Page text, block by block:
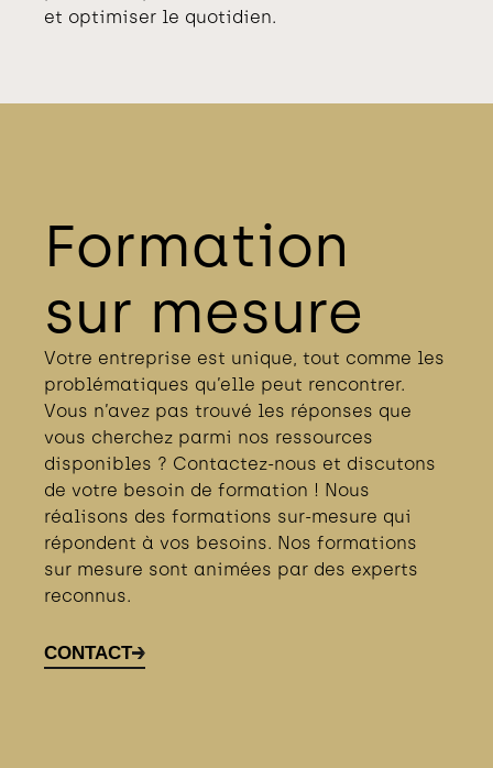
et optimiser le quotidien.
Formation
sur mesure
Votre entreprise est unique, tout comme les
problématiques qu’elle peut rencontrer.
Vous n’avez pas trouvé les réponses que
vous cherchez parmi nos ressources
disponibles ? Contactez-nous et discutons
de votre besoin de formation ! Nous
réalisons des formations sur-mesure qui
répondent à vos besoins. Nos formations
sur mesure sont animées par des experts
reconnus.
CONTACT